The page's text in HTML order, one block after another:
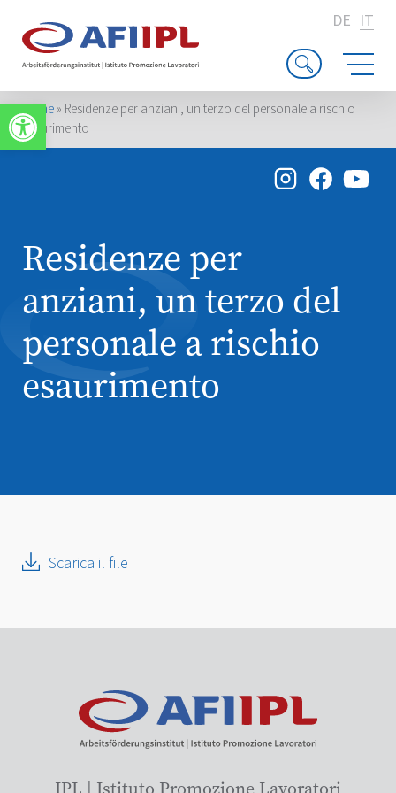
Apri la barra degli strumenti
DE IT
Home» Residenze per anziani, un terzo del personale a rischio
esaurimento
Residenze per
anziani, un terzo del
personale a rischio
esaurimento
Scarica il file